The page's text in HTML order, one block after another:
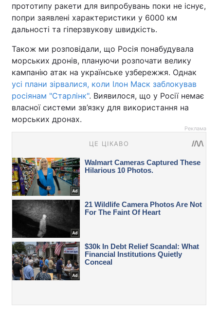
прототипу ракети для випробувань поки не існує,
попри заявлені характеристики у 6000 км
дальності та гіперзвукову швидкість.
Також ми розповідали, що Росія понабудувала
морських дронів, плануючи розпочати велику
кампанію атак на українське узбережжя. Однак
усі плани зірвалися, коли Ілон Маск заблокував
росіянам "Старлінк". Виявилося, що у Росії немає
власної системи зв’язку для використання на
морських дронах.
Реклама